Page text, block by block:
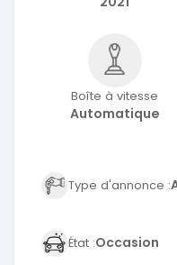
Boîte à vitesse
Automatique
Type d'annonce :
État :Occasion